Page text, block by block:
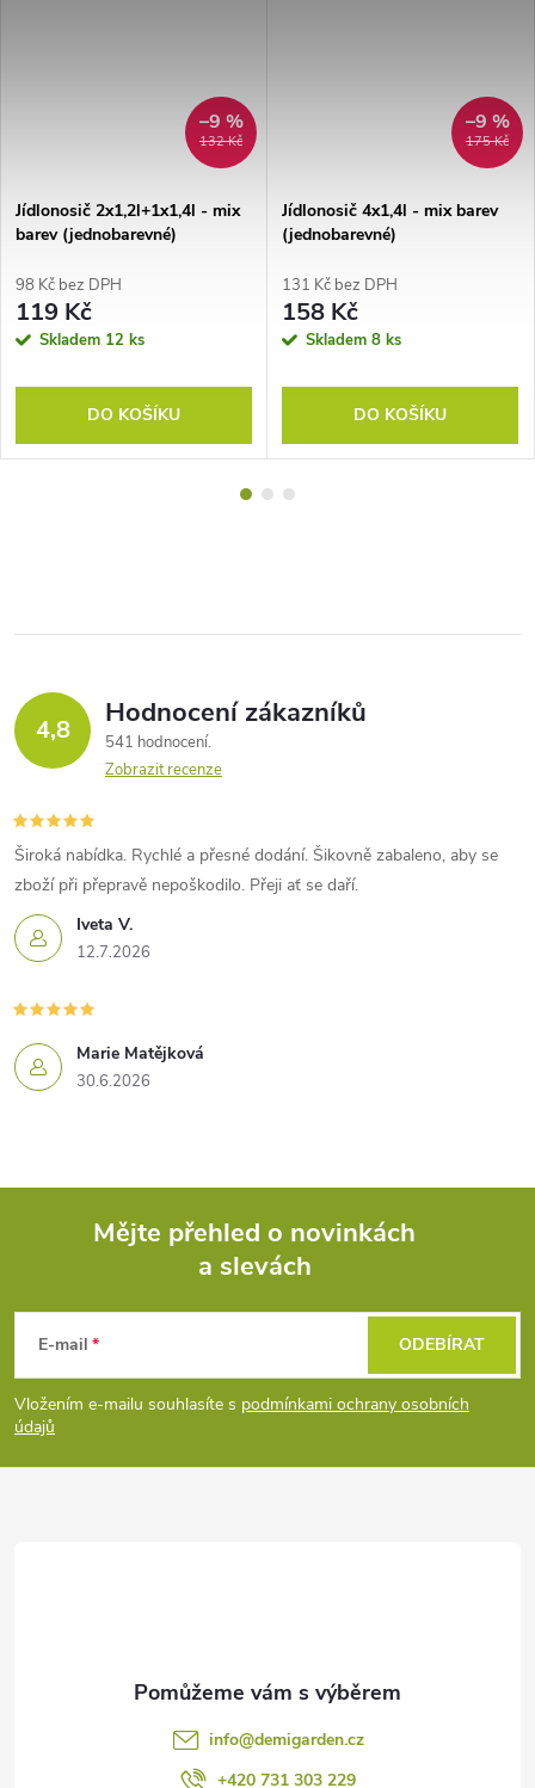
132 Kč
–9 %
Jídlonosič 2x1,2l+1x1,4l - mix
barev (jednobarevné)
98 Kč bez DPH
119 Kč
Skladem 12 ks
DO KOŠÍKU
175 Kč
–9 %
Jídlonosič 4x1,4l - mix barev
(jednobarevné)
131 Kč bez DPH
158 Kč
Skladem 8 ks
DO KOŠÍKU
4,8 Hodnocení zákazníků
541 hodnocení
Zobrazit recenze
Iveta V.
12.7.2026
Široká nabídka. Rychlé a přesné dodání. Šikovně zabaleno, aby se
zboží při přepravě nepoškodilo. Přeji ať se daří.
Marie Matějková
30.6.2026
p
a
Mějte přehled o novinkách
a slevách
E-mail
Vložením e-mailu souhlasíte s podmínkami ochrany osobních
údajů
ODEBÍRAT
info@demigarden.cz
+420 731 303 229